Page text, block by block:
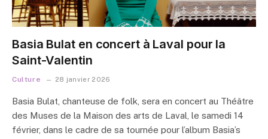
Basia Bulat en concert à Laval pour la
Saint-Valentin
Culture 28 janvier 2026
Basia Bulat, chanteuse de folk, sera en concert au Théâtre
des Muses de la Maison des arts de Laval, le samedi 14
février, dans le cadre de sa tournée pour l’album Basia’s